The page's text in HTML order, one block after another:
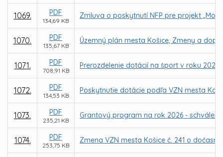
1069. PDF
134,69 KB
Zmluva o poskytnutí NFP pre projekt
1070. PDF
135,67 KB
Územný plán mesta Košice, Zmeny a
1071. PDF
708,91 KB
Prerozdelenie dotácií na šport v roku 2026
1072. PDF
134,53 KB
Poskytnutie dotácie podľa VZN mesta
1073. PDF
235,21 KB
Grantový program na rok 2026 -
1074. PDF
253,75 KB
Zmena VZN mesta Košice č. 241 o